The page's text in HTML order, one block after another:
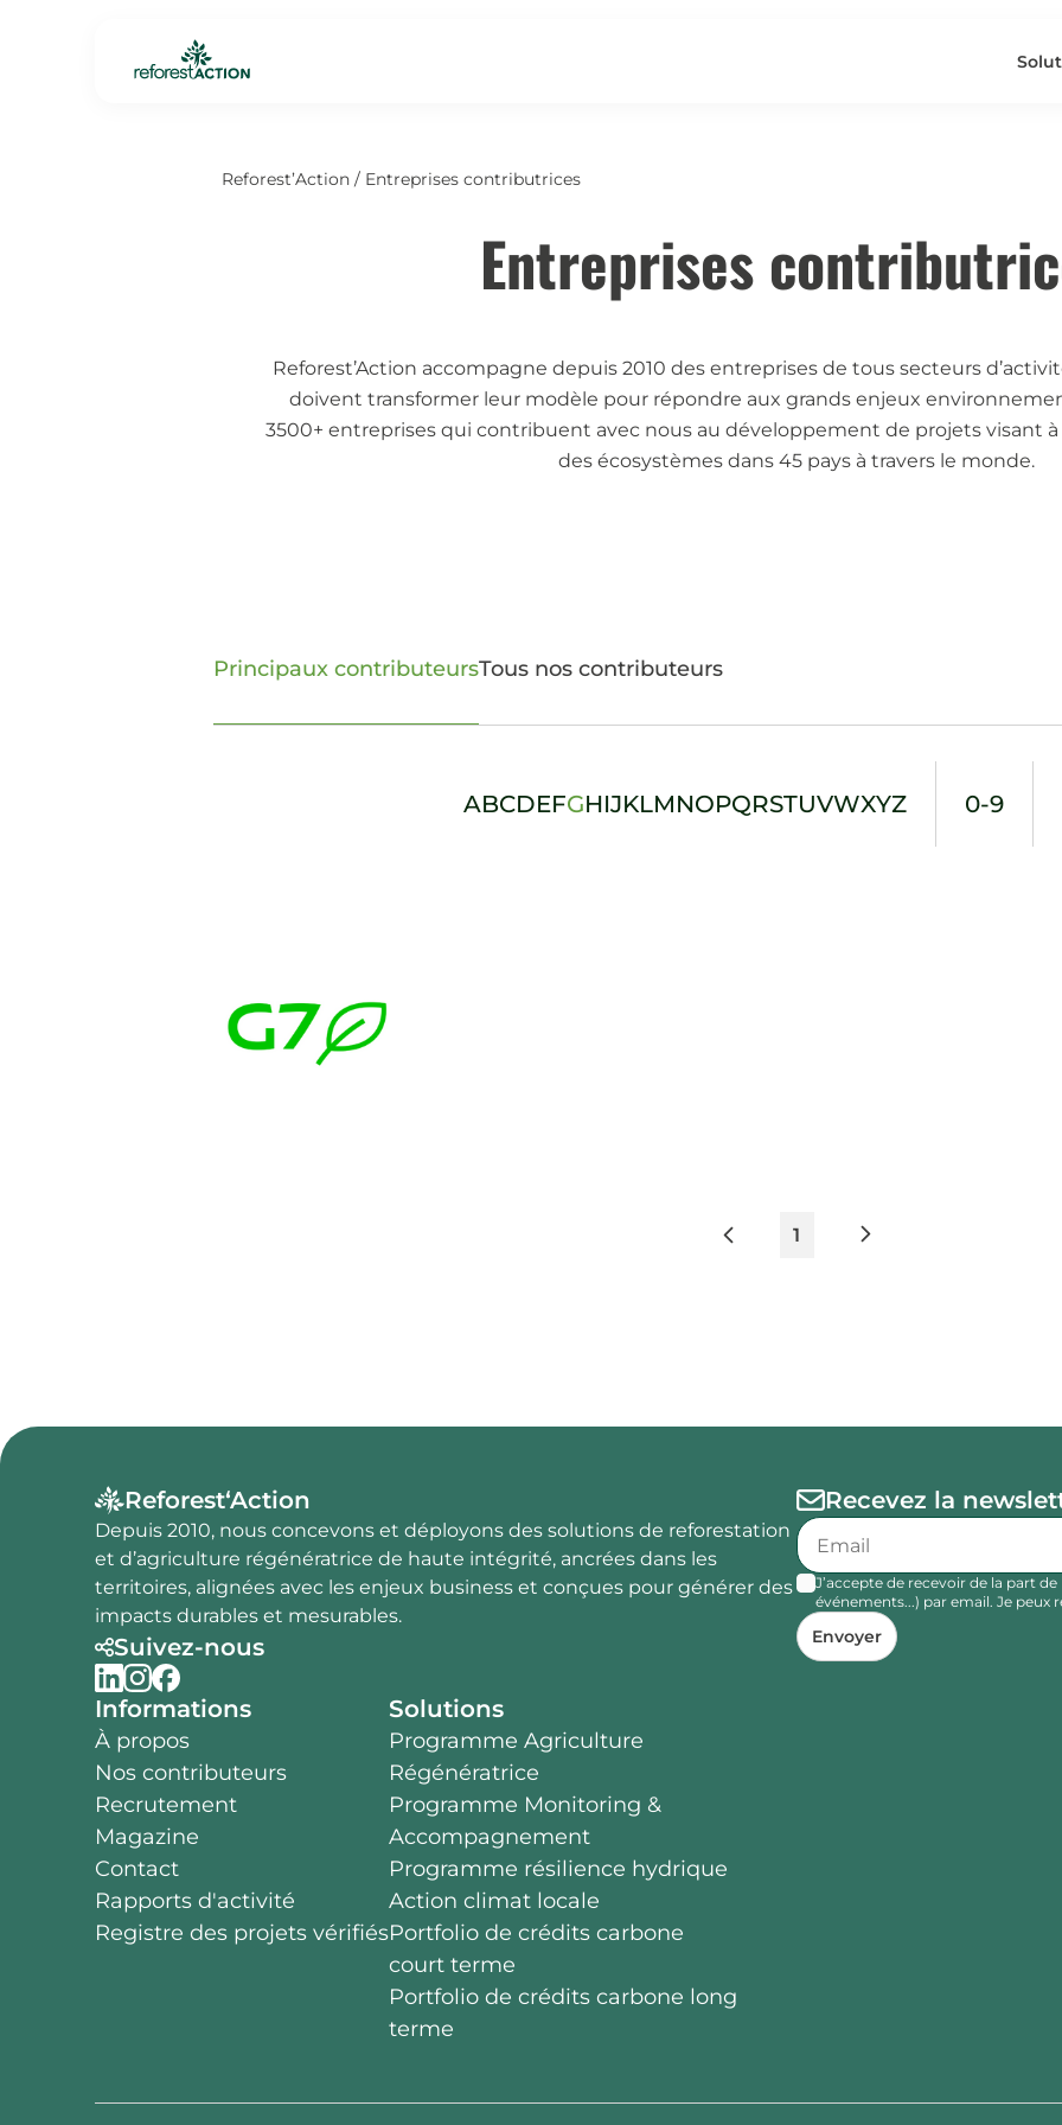
Reforest’Action / Entreprises contributrices
Entreprises
Reforest’Action accompagne depuis 2010 des entreprises de tous secteurs
doivent transformer leur modèle pour répondre aux grands enjeux
3500+ entreprises qui contribuent avec nous au développement de projets visant
des écosystèmes dans 45 pays à travers le monde.
Principaux contributeursTous nos contributeurs
ABCDEFGHIJKLMNOPQRSTUVWXYZ 0-9
1
Reforest‘Action
Depuis 2010, nous concevons et déployons des solutions de reforestation
et d’agriculture régénératrice de haute intégrité, ancrées dans les
territoires, alignées avec les enjeux business et conçues pour générer des
impacts durables et mesurables.
Suivez-nous
Recevez la
J’accepte de recevoir de la part
événements...) par email. Je
Envoyer
Informations
À propos
Nos contributeurs
Recrutement
Magazine
Contact
Rapports d'activité
Registre des projets vérifiés
Solutions
Programme Agriculture
Régénératrice
Programme Monitoring &
Accompagnement
Programme résilience hydrique
Action climat locale
Portfolio de crédits carbone
court terme
Portfolio de crédits carbone long
terme